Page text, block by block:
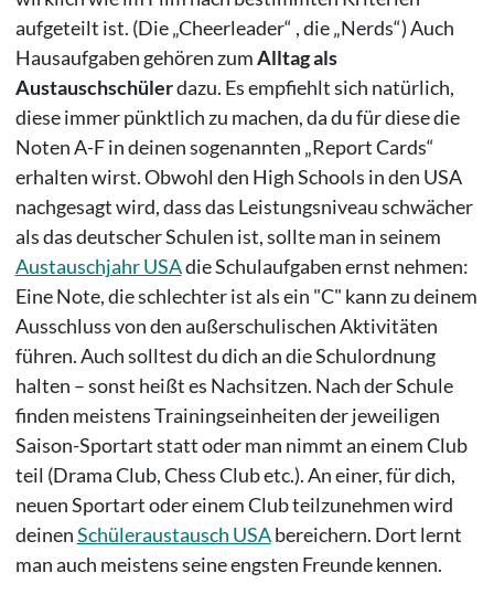
aufgeteilt ist. (Die „Cheerleader“ , die „Nerds“) Auch
Hausaufgaben gehören zumAlltag als
Austauschschülerdazu. Es empfiehlt sich natürlich,
diese immer pünktlich zu machen, da du für diese die
Noten A-F in deinen sogenannten „Report Cards“
erhalten wirst. Obwohl den High Schools in den USA
nachgesagt wird, dass das Leistungsniveau schwächer
als das deutscher Schulen ist, sollte man in seinem
Austauschjahr USAdie Schulaufgaben ernst nehmen:
Eine Note, die schlechter ist als ein "C" kann zu deinem
Ausschluss von den außerschulischen Aktivitäten
führen. Auch solltest du dich an die Schulordnung
halten – sonst heißt es Nachsitzen. Nach der Schule
finden meistens Trainingseinheiten der jeweiligen
Saison-Sportart statt oder man nimmt an einem Club
teil (Drama Club, Chess Club etc.). An einer, für dich,
neuen Sportart oder einem Club teilzunehmen wird
deinenSchüleraustausch USAbereichern. Dort lernt
man auch meistens seine engsten Freunde kennen.